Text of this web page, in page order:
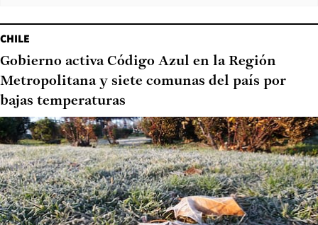
CHILE
Gobierno activa Código Azul en la Región
Metropolitana y siete comunas del país por
bajas temperaturas